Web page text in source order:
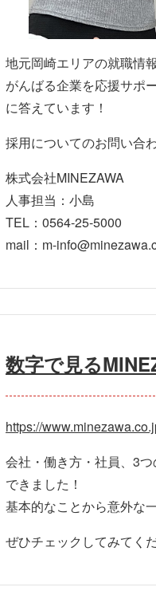
地元岡崎エリアの就職情
がんばる企業を応援サポ
に答えています！
採用についてのお問い合
株式会社MINEZAWA
人事担当：小島
TEL：0564-25-5000
mail：m-
数字で見る
https://
会社・働き方・社員、3
できました！
基本的なことから意外な
ぜひチェックしてみてく